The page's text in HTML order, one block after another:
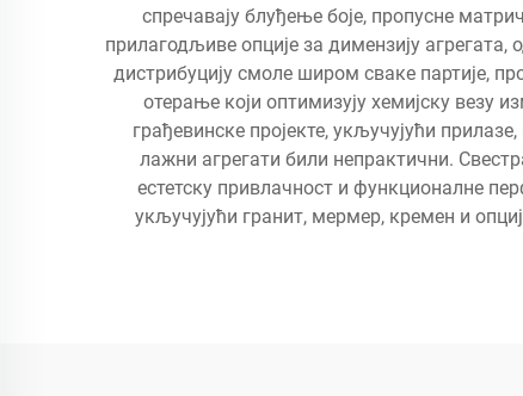
спречавају блуђење боје, пропусне
прилагодљиве опције за димензију
дистрибуцију смоле широм сваке партије,
отерање који оптимизују хемијску везу
грађевинске пројекте, укључујући
лажни агрегати били непрактични.
естетску привлачност и функционалне
укључујући гранит, мермер, кремен и